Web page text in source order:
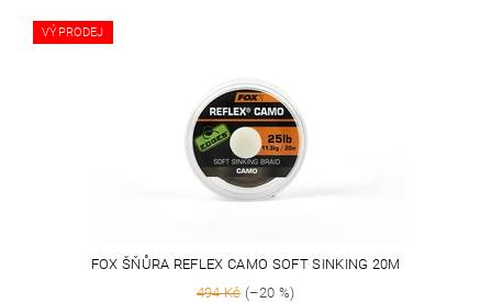
VÝPRODEJ
FOX ŠŇŮRA REFLEX CAMO SOFT SINKING 20M
494 Kč(–20 %)